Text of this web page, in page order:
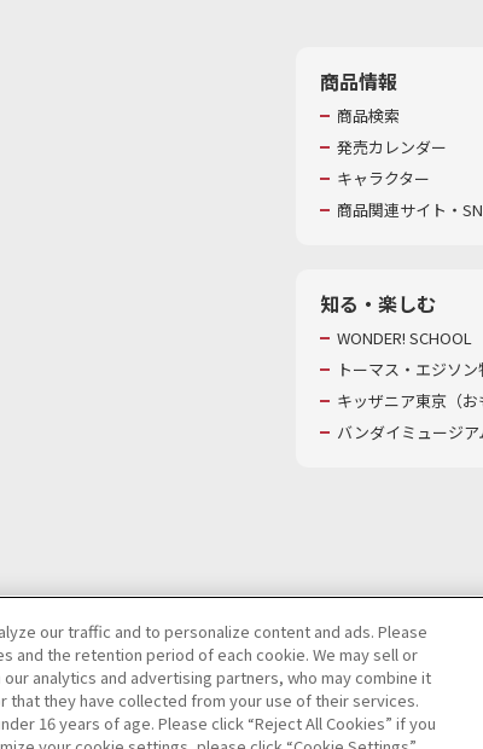
商品情報
商品検索
発売カレンダー
キャラクター
商品関連サイト・
知る・楽しむ
WONDER! SCHOOL
トーマス・エジソ
キッザニア東京（お
バンダイミュージア
個人情報及び特定個人情報等の取り扱いに関する保護方針
商標についてカスタマーハラスメントに対する基本的な対応方針
our traffic and to personalize content and ads. Please
and the retention period of each cookie. We may sell or
analytics and advertising partners, who may combine it
they have collected from your use of their services.
16 years of age. Please click “Reject All Cookies” if you